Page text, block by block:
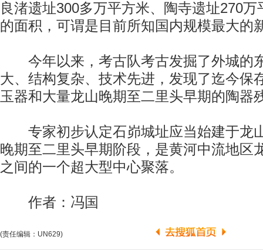
良渚遗址300多万平方米、陶寺遗址270
的面积，可谓是目前所知国内规模最大的
今年以来，考古队考古发掘了外城的
大、结构复杂、技术先进，发现了迄今保
玉器和大量龙山晚期至二里头早期的陶器
专家初步认定石峁城址应当始建于龙
晚期至二里头早期阶段，是黄河中流地区
之间的一个超大型中心聚落。
作者：冯国
(责任编辑：UN629)